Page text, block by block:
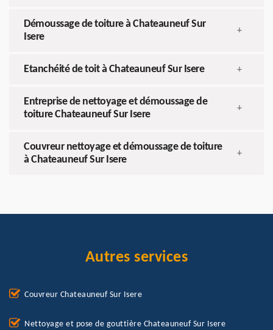
Démoussage de toiture à Chateauneuf Sur
Isere
+
Etanchéité de toit à Chateauneuf Sur Isere +
Entreprise de nettoyage et démoussage de
toiture Chateauneuf Sur Isere
+
Couvreur nettoyage et démoussage de toiture
à Chateauneuf Sur Isere
+
Autres services
Couvreur Chateauneuf Sur Isere
Nettoyage et pose de gouttière Chateauneuf Sur Isere